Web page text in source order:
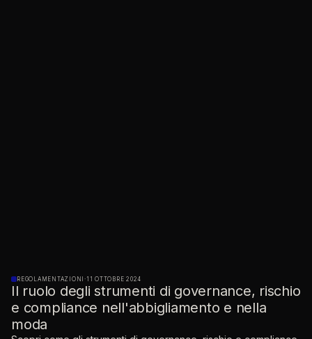
REGOLAMENTAZIONI · 11 OTTOBRE 2024
Il ruolo degli strumenti di governance, rischio
e compliance nell'abbigliamento e nella
moda